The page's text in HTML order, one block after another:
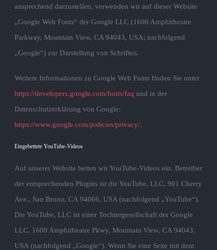
ansprechend darzustellen, verwenden wir auf dieser Website
„Google Web Fonts“ der Google LLC (1600 Amphitheatre
Parkway, Mountain View, CA 94043, USA; nachfolgend
„Google“) zur Darstellung von Schriften.
Weitere Informationen zu Google Web Fonts finden Sie unter
https://developers.google.com/fonts/faq und in der
Datenschutzerklärung von Google:
https://www.google.com/policies/privacy/.
Eingebettete YouTube-Videos
Auf unserer Website betten wir YouTube-Videos ein. Betreiber
der entsprechenden Plugins ist die YouTube, LLC, 901 Cherry
Ave., San Bruno, CA 94066, USA (nachfolgend „YouTube“).
Die YouTube, LLC ist einer Tochtergesellschaft der Google
LLC, 1600 Amphitheatre Pkwy, Mountain View, CA 94043,
USA (nachfolgend „Google“). Wenn Sie eine Seite mit dem